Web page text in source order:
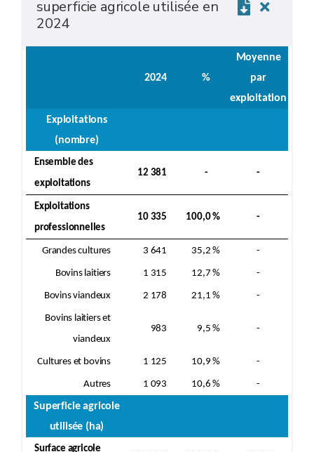
superficie agricole utilisée en
2024
2024 %
Moyenne
par
exploitation
Exploitations
(nombre)
Ensemble des
exploitations
12 381 - -
Exploitations
professionnelles
10 335 100,0 % -
Grandes cultures 3 641 35,2 % -
Bovins laitiers 1 315 12,7 % -
Bovins viandeux 2 178 21,1 % -
Bovins laitiers et
viandeux
983 9,5 % -
Cultures et bovins 1 125 10,9 % -
Autres 1 093 10,6 % -
Superficie agricole
utilisée (ha)
Surface agricole